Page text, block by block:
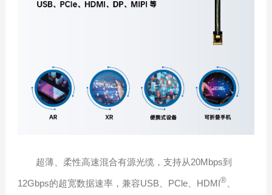
超薄、柔性高速混合有源光缆，支持从20Mbps到
12Gbps的超宽数据速率，兼容USB、PCle、HDMI®、